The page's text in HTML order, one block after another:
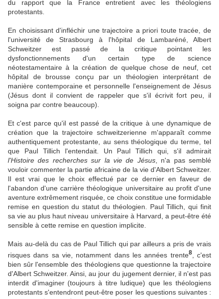
du rapport que la France entretient avec les théologiens
protestants.
En choisissant d'infléchir une trajectoire a priori toute tracée, de
l'université de Strasbourg à l'hôpital de Lambaréné, Albert
Schweitzer est passé de la critique pointant les
dysfonctionnements d'un certain type de science
néotestamentaire à la création de quelque chose de neuf, cet
hôpital de brousse conçu par un théologien interprétant de
manière contemporaine et personnelle l'enseignement de Jésus
(Jésus dont il convient de rappeler que s'il écrivit fort peu, il
soigna par contre beaucoup).
Et c'est parce qu'il est passé de la critique à une dynamique de
création que la trajectoire schweitzerienne m'apparaît comme
authentiquement protestante, au sens théologique du terme, tel
que Paul Tillich l'entendait. Un Paul Tillich qui, s'il admirait
l'Histoire des recherches sur la vie de Jésus, n'a pas semblé
vouloir commenter la partie africaine de la vie d'Albert Schweitzer.
Il est vrai que le choix effectué par ce dernier en faveur de
l'abandon d'une carrière théologique universitaire au profit d'une
aventure extrêmement risquée, ce choix constitue une formidable
remise en question du statut du théologien. Paul Tillich, qui finit
sa vie au plus haut niveau universitaire à Harvard, a peut-être été
sensible à cette remise en question implicite.
Mais au-delà du cas de Paul Tillich qui par ailleurs a pris de vrais
risques dans sa vie, notamment dans les années trente8, c'est
bien sûr l'ensemble des théologiens que questionne la trajectoire
d'Albert Schweitzer. Ainsi, au jour du jugement dernier, il n'est pas
interdit d'imaginer (toujours à titre ludique) que les théologiens
protestants s'entendront peut-être poser les questions suivantes :